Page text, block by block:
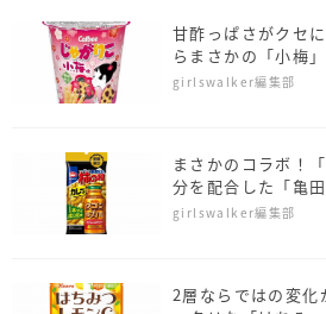
甘酢っぱさがクセ
らまさかの「小梅
girlswalker編集部
まさかのコラボ！
分を配合した「亀
girlswalker編集部
2層ならではの変化